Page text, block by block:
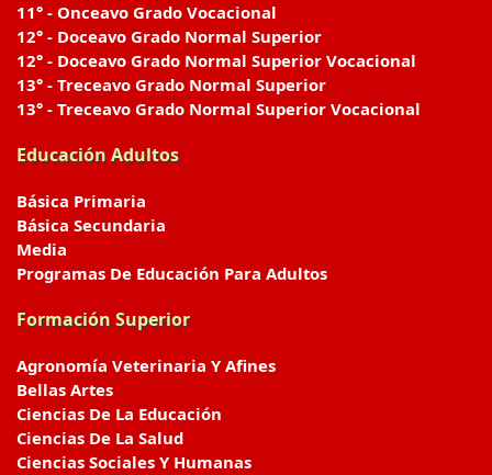
11° - Onceavo Grado Vocacional
12° - Doceavo Grado Normal Superior
12° - Doceavo Grado Normal Superior Vocacional
13° - Treceavo Grado Normal Superior
13° - Treceavo Grado Normal Superior Vocacional
Educación Adultos
Básica Primaria
Básica Secundaria
Media
Programas De Educación Para Adultos
Formación Superior
Agronomía Veterinaria Y Afines
Bellas Artes
Ciencias De La Educación
Ciencias De La Salud
Ciencias Sociales Y Humanas